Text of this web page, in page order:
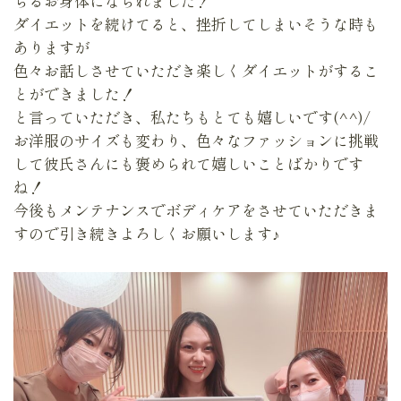
ダイエットを続けてると、挫折してしまいそうな時も
ありますが
色々お話しさせていただき楽しくダイエットがするこ
とができました！
と言っていただき、私たちもとても嬉しいです(^^)/
お洋服のサイズも変わり、色々なファッションに挑戦
して彼氏さんにも褒められて嬉しいことばかりです
ね！
今後もメンテナンスでボディケアをさせていただきま
すので引き続きよろしくお願いします♪